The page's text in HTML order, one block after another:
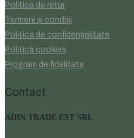
Politica de retur
Termeni și condiții
Politica de confidențialitate
Politică cookies
Program de fidelitate
Contact
ADIN TRADE EST SRL